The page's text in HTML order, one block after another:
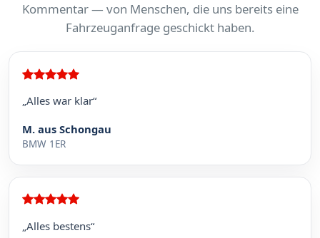
Kommentar — von Menschen, die uns bereits eine
Fahrzeuganfrage geschickt haben.
„Alles war klar“
M. aus Schongau
BMW 1ER
„Alles bestens“